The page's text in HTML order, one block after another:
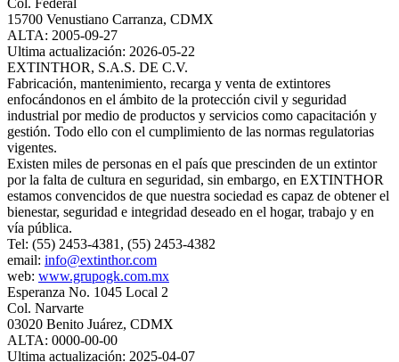
15700 Venustiano Carranza, CDMX
ALTA: 2005-09-27
Ultima actualización: 2026-05-22
EXTINTHOR, S.A.S. DE C.V.
Fabricación, mantenimiento, recarga y venta de extintores
enfocándonos en el ámbito de la protección civil y seguridad
industrial por medio de productos y servicios como capacitación y
gestión. Todo ello con el cumplimiento de las normas regulatorias
vigentes.
Existen miles de personas en el país que prescinden de un extintor
por la falta de cultura en seguridad, sin embargo, en EXTINTHOR
estamos convencidos de que nuestra sociedad es capaz de obtener el
bienestar, seguridad e integridad deseado en el hogar, trabajo y en
vía pública.
Tel: (55) 2453-4381, (55) 2453-4382
email: info@extinthor.com
web: www.grupogk.com.mx
Esperanza No. 1045 Local 2
Col. Narvarte
03020 Benito Juárez, CDMX
ALTA: 0000-00-00
Ultima actualización: 2025-04-07